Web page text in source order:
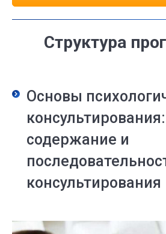
Структура
Основы
консультирования:
cодержание и
консультирования